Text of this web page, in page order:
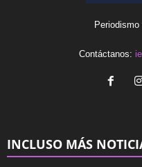
Contáctanos:
INCLUSO MÁS